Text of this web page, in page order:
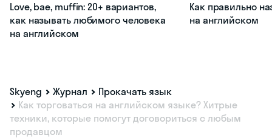
Love, bae, muffin: 20+ вариантов,
как называть любимого человека
на английском
Как правильно
на английском
Skyeng Журнал
Прокачать язык
Как торговаться на английском языке? Хитрые
техники, которые помогут договориться с любым
продавцом